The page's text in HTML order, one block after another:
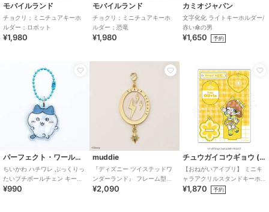
モバイルランド
チョクリ；ミニチュアキーホ
ルダー；ロボット
¥1,980
モバイルランド
チョクリ；ミニチュアキーホ
ルダー；恐竜
¥1,980
カミオジャパン
文字化化 ライトキーホルダー/
赤い傘の男
¥1,650 予約
パーフェクト・ワールド・トーキョー
ちいかわ ハチワレ ぷっくりっ
たいプチボールチェン キーホ
ルダー
¥990
muddie
『ディズニー ツイステッドワ
ンダーランド』 フレーム型チ
ャーム セベク・ジグボルト
¥2,090
チュウガイコウギョウ (Chugai Mining)
【おねがいアイプリ】 ミニキ
ャラアクリルスタンドキーホ
ルダー （おりびあ）
¥1,870 予約